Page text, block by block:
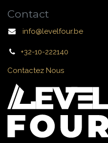
Contact
info@levelfour.be
+32-10-222140
Contactez Nous